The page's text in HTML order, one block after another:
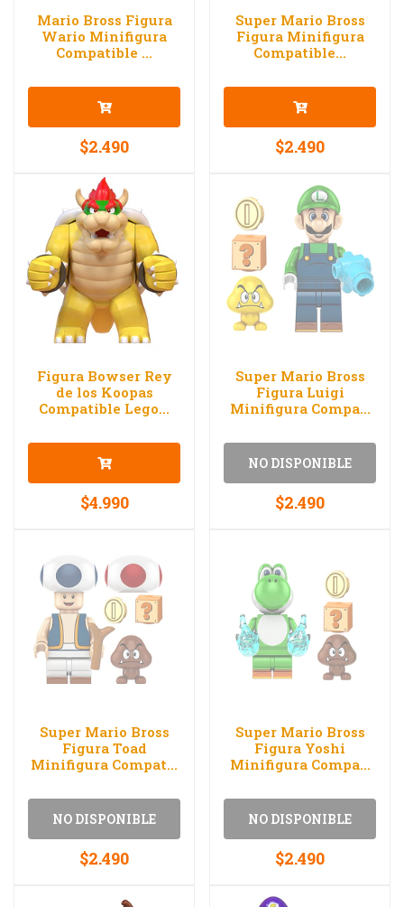
Mario Bross Figura
Wario Minifigura
Compatible ...
$2.490
Super Mario Bross
Figura Minifigura
Compatible...
$2.490
Figura Bowser Rey
de los Koopas
Compatible Lego...
$4.990
Super Mario Bross
Figura Luigi
Minifigura Compa...
NO DISPONIBLE
$2.490
Super Mario Bross
Figura Toad
Minifigura Compat...
NO DISPONIBLE
$2.490
Super Mario Bross
Figura Yoshi
Minifigura Compa...
NO DISPONIBLE
$2.490